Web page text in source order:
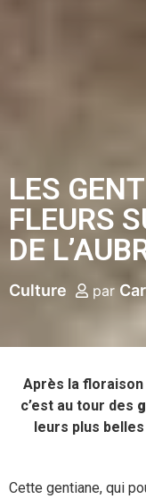
LES
FLEURS
DE
Culture par
Après la
c’est au tour des
leurs plus
Cette gentiane, qui